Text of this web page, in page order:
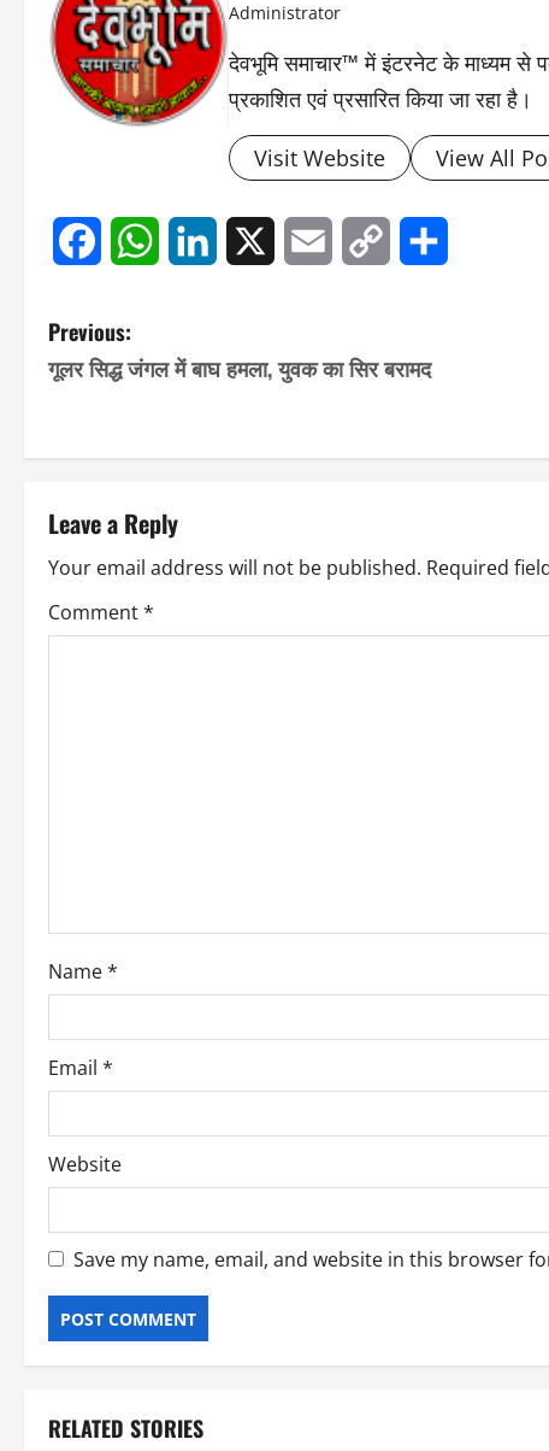
Administrator
देवभूमि समाचार™ में इंटरनेट के माध्यम
प्रकाशित एवं प्रसारित किया जा रहा है।
Visit Website View All
FacebookWhatsAppLinkedIn Email
Copy
P
o
n
a
v
o
n
Previous:
गूलर सिद्ध जंगल में बाघ हमला, युवक का सिर बरामद
Leave a Reply
Your email address will not be published. Required
Comment*
Name*
Email *
Website
Save my name, email, and website in this browser
RELATED STORIES